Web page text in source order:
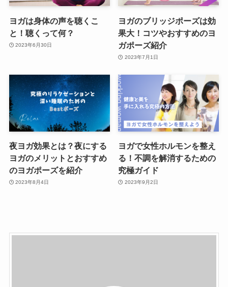
ヨガは身体の声を聴くこ
と！聴くって何？
2023年6月30日
ヨガのブリッジポーズは効
果大！コツやおすすめのヨ
ガポーズ紹介
2023年7月1日
夜ヨガ効果とは？夜にする
ヨガのメリットとおすすめ
のヨガポーズを紹介
2023年8月4日
ヨガで女性ホルモンを整え
る！不調を解消するための
究極ガイド
2023年9月2日